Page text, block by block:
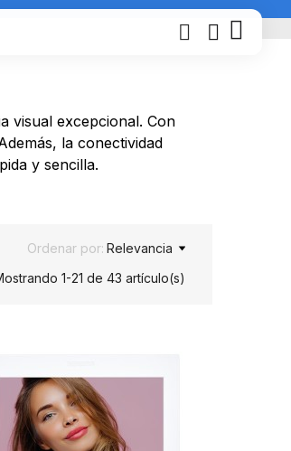
visual excepcional. Con
la conectividad
y sencilla.
Ordenar por: Relevancia
1-21 de 43 artículo(s)